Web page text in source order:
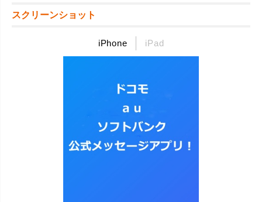
スクリーンショット
iPhone iPad